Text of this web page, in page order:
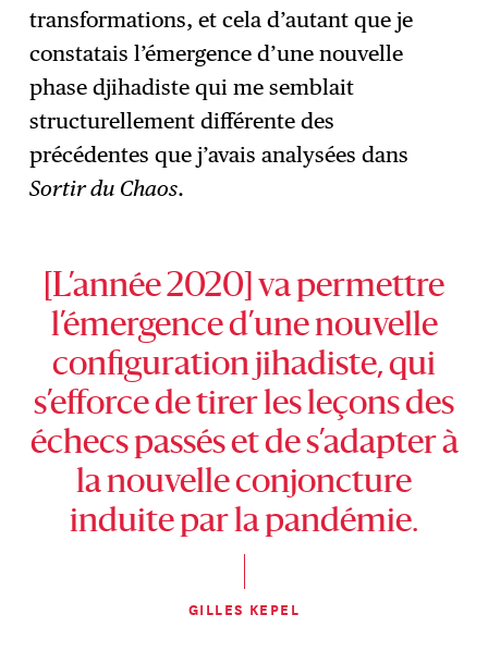
transformations, et cela d’autant que je
constatais l’émergence d’une nouvelle
phase djihadiste qui me semblait
structurellement différente des
précédentes que j’avais analysées dans
Sortir du Chaos.
[L’année 2020] va permettre
l’émergence d’une nouvelle
configuration jihadiste, qui
s’efforce de tirer les leçons des
échecs passés et de s’adapter à
la nouvelle conjoncture
induite par la pandémie.
GILLES KEPEL